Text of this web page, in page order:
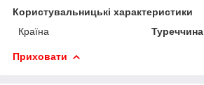
Користувальницькі характеристики
Країна
Туреччина
Приховати